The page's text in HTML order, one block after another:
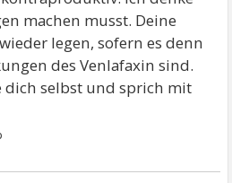
machen musst. Deine
legen, sofern es denn
des Venlafaxin sind.
dich selbst und sprich mit